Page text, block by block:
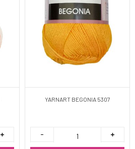
YARNART BEGONIA 5307